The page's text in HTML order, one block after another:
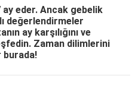
eder. Ancak gebelik
değerlendirmeler
ay karşılığını ve
Zaman dilimlerini
burada!